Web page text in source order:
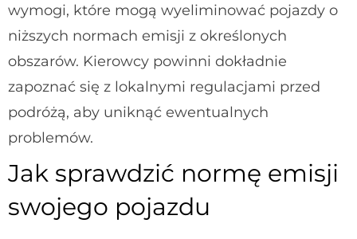
wymogi, które mogą wyeliminować pojazdy o
niższych normach emisji z określonych
obszarów. Kierowcy powinni dokładnie
zapoznać się z lokalnymi regulacjami przed
podróżą, aby uniknąć ewentualnych
problemów.
Jak sprawdzić normę emisji
swojego pojazdu